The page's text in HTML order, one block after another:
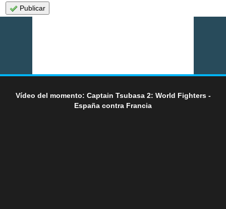
Publicar
Vídeo del momento: Captain Tsubasa 2: World Fighters -
España contra Francia